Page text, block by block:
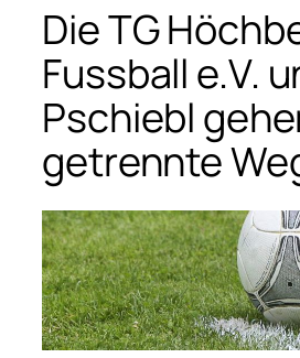
Die TG
Fussball e.V.
Pschiebl
getrennte